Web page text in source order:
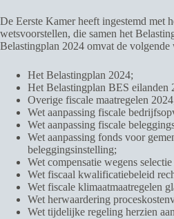
De Eerste Kamer heeft ingestemd met
wetsvoorstellen, die samen het
Belastingplan 2024 omvat de volgende
Het Belastingplan 2024;
Het Belastingplan BES eilanden
Overige fiscale maatregelen
Wet aanpassing fiscale
Wet aanpassing fiscale
Wet aanpassing fonds voor
beleggingsinstelling;
Wet compensatie wegens
Wet fiscaal kwalificatiebeleid
Wet fiscale klimaatmaatregelen
Wet herwaardering
Wet tijdelijke regeling herzien